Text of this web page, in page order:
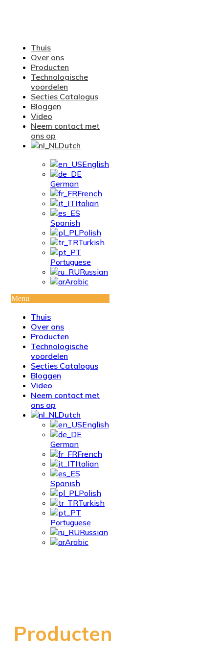
Thuis
Over ons
Producten
Technologische
voordelen
Secties Catalogus
Bloggen
Video
Neem contact met
ons op
Dutch
English
German
French
Italian
Spanish
Polish
Turkish
Portuguese
Russian
Arabic
Menu
Thuis
Over ons
Producten
Technologische
voordelen
Secties Catalogus
Bloggen
Video
Neem contact met
ons op
Dutch
English
German
French
Italian
Spanish
Polish
Turkish
Portuguese
Russian
Arabic
Producten